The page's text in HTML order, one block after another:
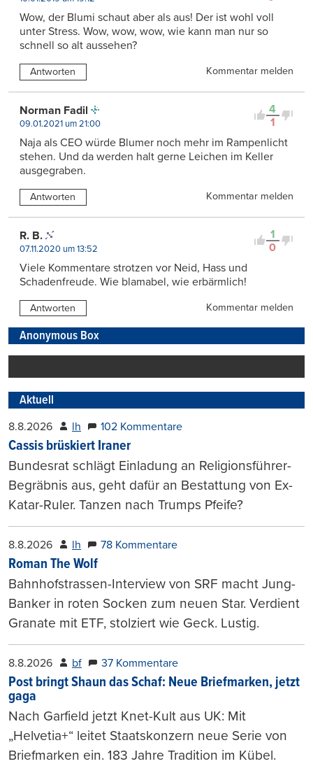
Wow, der Blumi schaut aber als aus! Der ist wohl voll
unter Stress. Wow, wow, wow, wie kann man nur so
schnell so alt aussehen?
Antworten Kommentar melden
4
1
Norman Fadil
09.01.2021 um 21:00
Naja als CEO würde Blumer noch mehr im Rampenlicht
stehen. Und da werden halt gerne Leichen im Keller
ausgegraben.
Antworten Kommentar melden
1
0
R. B.
07.11.2020 um 13:52
Viele Kommentare strotzen vor Neid, Hass und
Schadenfreude. Wie blamabel, wie erbärmlich!
Antworten Kommentar melden
Anonymous Box
Aktuell
8.8.2026 lh 102 Kommentare
Cassis brüskiert Iraner
Bundesrat schlägt Einladung an Religionsführer-
Begräbnis aus, geht dafür an Bestattung von Ex-
Katar-Ruler. Tanzen nach Trumps Pfeife?
8.8.2026 lh 78 Kommentare
Roman The Wolf
Bahnhofstrassen-Interview von SRF macht Jung-
Banker in roten Socken zum neuen Star. Verdient
Granate mit ETF, stolziert wie Geck. Lustig.
8.8.2026 bf 37 Kommentare
Post bringt Shaun das Schaf: Neue Briefmarken, jetzt
gaga
Nach Garfield jetzt Knet-Kult aus UK: Mit
„Helvetia+“ leitet Staatskonzern neue Serie von
Briefmarken ein. 183 Jahre Tradition im Kübel.